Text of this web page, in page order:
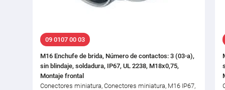
09 0107 00 03
M16 Enchufe de brida, Número de contactos: 3 (03-a),
sin blindaje, soldadura, IP67, UL 2238, M18x0,75,
Montaje frontal
Conectores miniatura, Conectores miniatura, M16 IP67,